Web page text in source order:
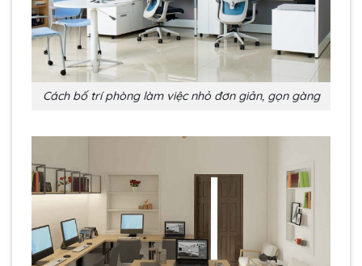
Cách bố trí phòng làm việc nhỏ đơn giản, gọn gàng